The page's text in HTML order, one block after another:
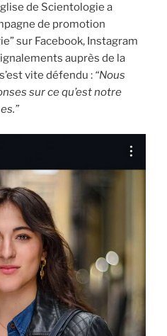
de Scientologie a
de promotion
sur Facebook, Instagram
auprès de la
vite défendu : “Nous
sur ce qu’est notre